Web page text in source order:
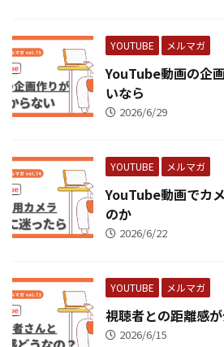
YOUTUBE メルマガ
YouTube動画の企
いなら
2026/6/29
YOUTUBE メルマガ
YouTube動画でカ
のか
2026/6/22
YOUTUBE メルマガ
視聴者との距離感
2026/6/15